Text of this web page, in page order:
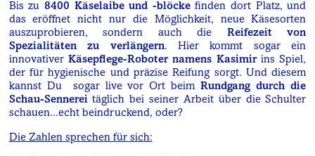
Bis zu 8400 Käselaibe und -blöckefinden dort Platz, und
das eröffnet nicht nur die Möglichkeit, neue Käsesorten
auszuprobieren, sondern auch die Reifezeit von
Spezialitäten zu verlängern. Hier kommt sogar ein
innovativer Käsepflege-Roboter namens Kasimirins Spiel,
der für hygienische und präzise Reifung sorgt. Und diesem
kannst Du sogar live vor Ort beimRundgang durch die
Schau-Sennerei täglich bei seiner Arbeit über die Schulter
schauen...echt beindruckend, oder?
Die Zahlen sprechen für sich: